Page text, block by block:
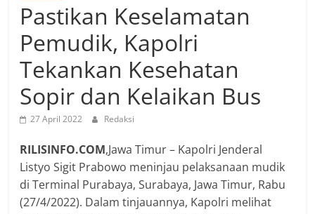
Pastikan Keselamatan
Pemudik, Kapolri
Tekankan Kesehatan
Sopir dan Kelaikan Bus
27 April 2022 Redaksi
RILISINFO.COM,Jawa Timur – Kapolri Jenderal
Listyo Sigit Prabowo meninjau pelaksanaan mudik
di Terminal Purabaya, Surabaya, Jawa Timur, Rabu
(27/4/2022). Dalam tinjauannya, Kapolri melihat